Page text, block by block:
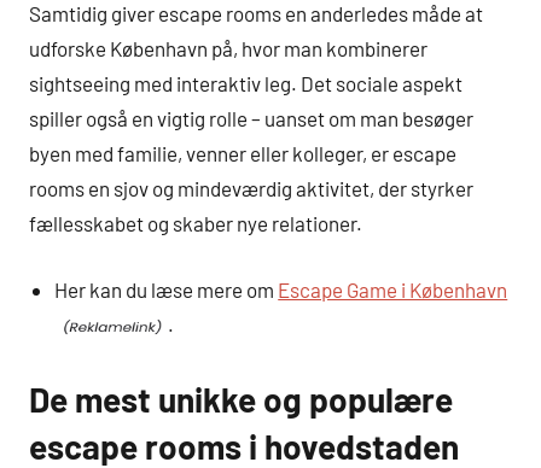
Samtidig giver escape rooms en anderledes måde at
udforske København på, hvor man kombinerer
sightseeing med interaktiv leg. Det sociale aspekt
spiller også en vigtig rolle – uanset om man besøger
byen med familie, venner eller kolleger, er escape
rooms en sjov og mindeværdig aktivitet, der styrker
fællesskabet og skaber nye relationer.
Her kan du læse mere om Escape Game i København
.
De mest unikke og populære
escape rooms i hovedstaden